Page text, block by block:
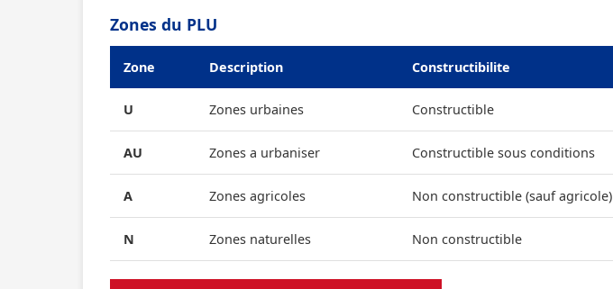
Zones du PLU
Zone Description Constructibilite
U Zones urbaines Constructible
AU Zones a urbaniser Constructible sous conditions
A Zones agricoles Non constructible (sauf agricole)
N Zones naturelles Non constructible